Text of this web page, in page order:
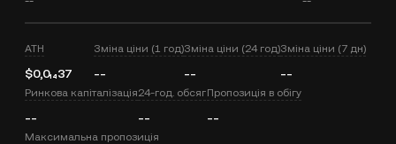
ATH
$0,0₁₄37
Зміна ціни (1 год)
--
Зміна ціни (24 год)
--
Зміна ціни (7 дн)
--
Ринкова капіталізація
--
24-год. обсяг
--
Пропозиція в обігу
--
Максимальна пропозиція